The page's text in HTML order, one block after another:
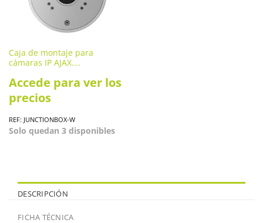
Caja de montaje para
cámaras IP AJAX.
Accede para ver los
precios
REF: JUNCTIONBOX-W
Solo quedan 3 disponibles
DESCRIPCIÓN
FICHA TÉCNICA